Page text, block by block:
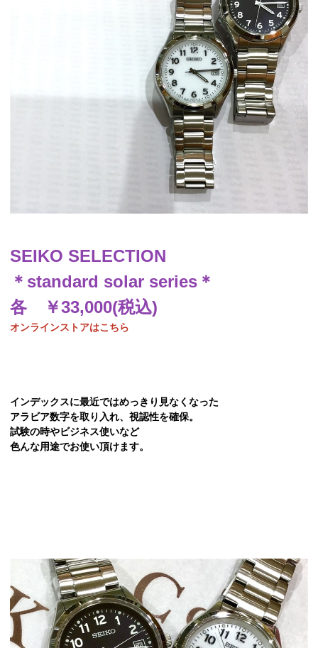
SEIKO SELECTION
＊standard solar series＊
各 ￥33,000(税込)
オンラインストアはこちら
インデックスに最近ではめっきり見なくなった
アラビア数字を取り入れ、視認性を確保。
試験の時やビジネス使いなど
色んな用途でお使い頂けます。